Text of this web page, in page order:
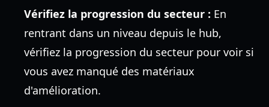
Vérifiez la progression du secteur : En
rentrant dans un niveau depuis le hub,
vérifiez la progression du secteur pour voir si
vous avez manqué des matériaux
d'amélioration.